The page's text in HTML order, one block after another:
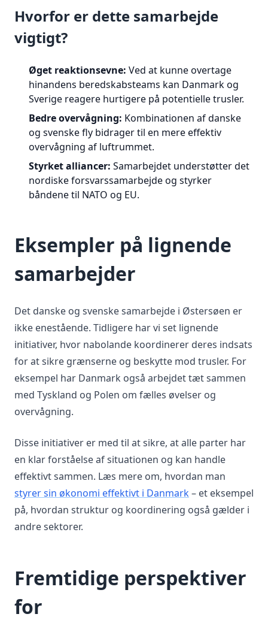
Hvorfor er dette samarbejde
vigtigt?
Øget reaktionsevne: Ved at kunne overtage
hinandens beredskabsteams kan Danmark og
Sverige reagere hurtigere på potentielle trusler.
Bedre overvågning: Kombinationen af danske
og svenske fly bidrager til en mere effektiv
overvågning af luftrummet.
Styrket alliancer: Samarbejdet understøtter det
nordiske forsvarssamarbejde og styrker
båndene til NATO og EU.
Eksempler på lignende
samarbejder
Det danske og svenske samarbejde i Østersøen er
ikke enestående. Tidligere har vi set lignende
initiativer, hvor nabolande koordinerer deres indsats
for at sikre grænserne og beskytte mod trusler. For
eksempel har Danmark også arbejdet tæt sammen
med Tyskland og Polen om fælles øvelser og
overvågning.
Disse initiativer er med til at sikre, at alle parter har
en klar forståelse af situationen og kan handle
effektivt sammen. Læs mere om, hvordan man
styrer sin økonomi effektivt i Danmark– et eksempel
på, hvordan struktur og koordinering også gælder i
andre sektorer.
Fremtidige perspektiver
for